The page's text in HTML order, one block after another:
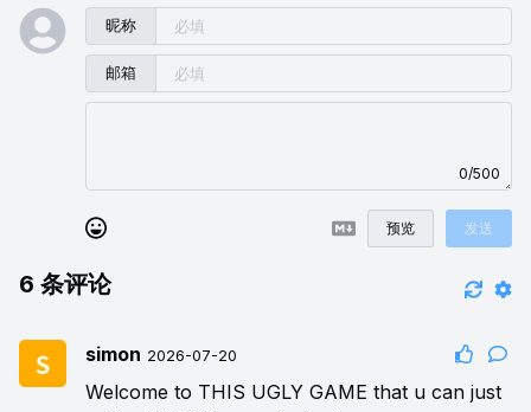
昵称
邮箱
0/500
预览 发送
6 条评论
simon 2026-07-20
Welcome to THIS UGLY GAME that u can just